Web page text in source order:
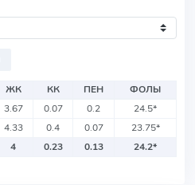
ЖК КК ПЕН
ФОЛЫ
3.67 0.07 0.2 24.5*
4.33 0.4 0.07 23.75*
4 0.23 0.13 24.2*